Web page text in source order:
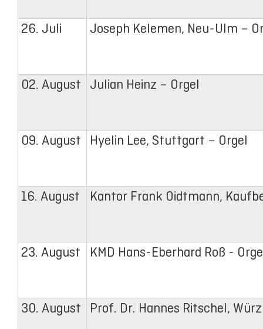
26. Juli Joseph Kelemen, Neu-Ulm –
02. August Julian Heinz – Orgel
09. August Hyelin Lee, Stuttgart – Orgel
16. August Kantor Frank Oidtmann,
23. August KMD Hans-Eberhard Roß -
30. August Prof. Dr. Hannes Ritschel,